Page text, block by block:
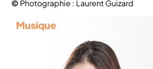
© Photographie : Laurent Guizard
Musique